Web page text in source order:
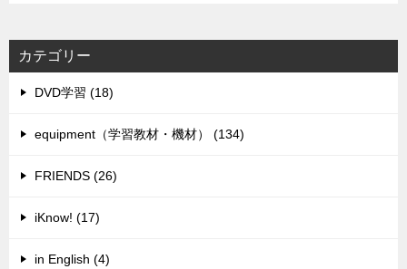
カテゴリー
DVD学習 (18)
equipment（学習教材・機材） (134)
FRIENDS (26)
iKnow! (17)
in English (4)